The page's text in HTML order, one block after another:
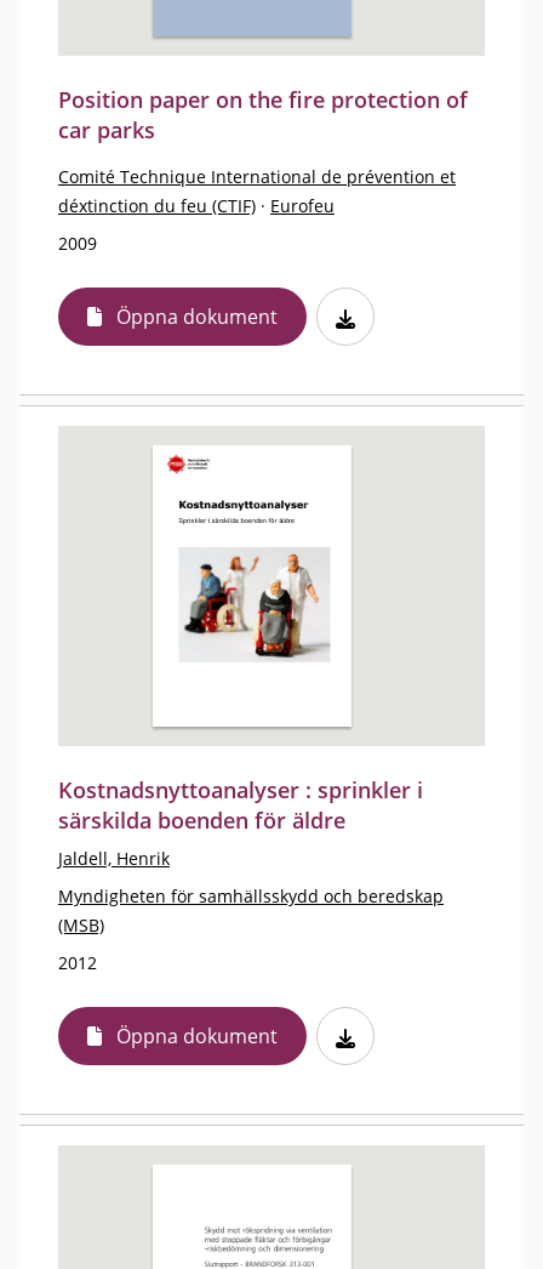
Position paper on the fire protection of
car parks
Comité Technique International de prévention et
déxtinction du feu (CTIF) · Eurofeu
2009
Öppna dokument
Kostnadsnyttoanalyser : sprinkler i
särskilda boenden för äldre
Jaldell, Henrik
Myndigheten för samhällsskydd och beredskap
(MSB)
2012
Öppna dokument